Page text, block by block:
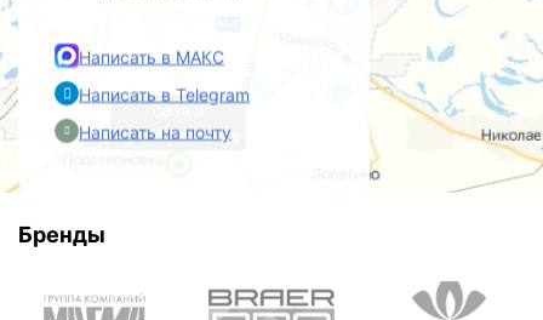
Написать в МАКС
Написать в Telegram
Написать на почту
база в
Преображенке
Бренды